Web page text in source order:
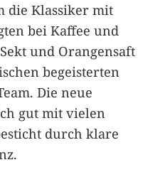
die Klassiker mit
bei Kaffee und
und Orangensaft
begeisterten
Die neue
gut mit vielen
durch klare